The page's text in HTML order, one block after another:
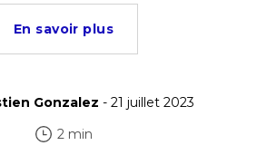
En savoir plus
Gonzalez - 21 juillet 2023
2 min